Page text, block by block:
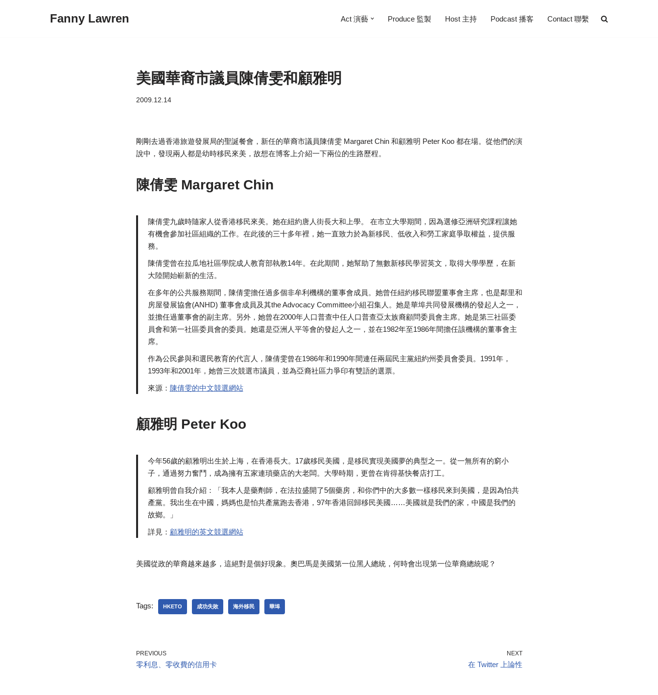
Fanny Lawren Act 演藝 Produce 監製 Host 主持 Podcast 播客 Contact 聯繫
美國華裔市議員陳倩雯和顧雅明
2009.12.14
剛剛去過香港旅遊發展局的聖誕餐會，新任的華裔市議員陳倩雯 Margaret Chin 和顧雅明 Peter Koo 都在場。從他們的演
說中，發現兩人都是幼時移民來美，故想在博客上介紹一下兩位的生路歷程。
陳倩雯 Margaret Chin
陳倩雯九歲時隨家人從香港移民來美。她在紐約唐人街長大和上學。 在市立大學期間，因為選修亞洲研究課程讓她
有機會參加社區組織的工作。在此後的三十多年裡，她一直致力於為新移民、低收入和勞工家庭爭取權益，提供服
務。
陳倩雯曾在拉瓜地社區學院成人教育部執教14年。在此期間，她幫助了無數新移民學習英文，取得大學學歷，在新
大陸開始嶄新的生活。
在多年的公共服務期間，陳倩雯擔任過多個非牟利機構的董事會成員。她曾任紐約移民聯盟董事會主席，也是鄰里和
房屋發展協會(ANHD) 董事會成員及其the Advocacy Committee小組召集人。她是華埠共同發展機構的發起人之一，
並擔任過董事會的副主席。另外，她曾在2000年人口普查中任人口普查亞太族裔顧問委員會主席。她是第三社區委
員會和第一社區委員會的委員。她還是亞洲人平等會的發起人之一，並在1982年至1986年間擔任該機構的董事會主
席。
作為公民參與和選民教育的代言人，陳倩雯曾在1986年和1990年間連任兩屆民主黨紐約州委員會委員。1991年，
1993年和2001年，她曾三次競選市議員，並為亞裔社區力爭印有雙語的選票。
來源： 陳倩雯的中文競選網站
顧雅明 Peter Koo
今年56歲的顧雅明出生於上海，在香港長大。17歲移民美國，是移民實現美國夢的典型之一。從一無所有的窮小
子，通過努力奮鬥，成為擁有五家連瑣藥店的大老闆。大學時期，更曾在肯得基快餐店打工。
顧雅明曾自我介紹：「我本人是藥劑師，在法拉盛開了5個藥房，和你們中的大多數一樣移民來到美國，是因為怕共
產黨。我出生在中國，媽媽也是怕共產黨跑去香港，97年香港回歸移民美國……美國就是我們的家，中國是我們的
故鄉。」
詳見： 顧雅明的英文競選網站
美國從政的華裔越來越多，這絕對是個好現象。奧巴馬是美國第一位黑人總統，何時會出現第一位華裔總統呢？
Tags: HKETO 成功失敗 海外移民 華埠
PREVIOUS
零利息、零收費的信用卡
NEXT
在 Twitter 上論性